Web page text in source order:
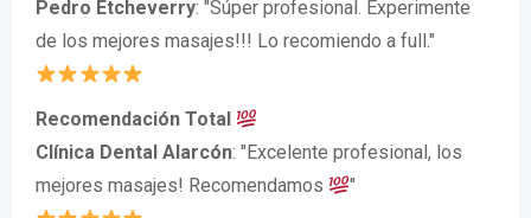
Pedro Etcheverry: "Súper profesional. Experimente
de los mejores masajes!!! Lo recomiendo a full."
Recomendación Total
Clínica Dental Alarcón: "Excelente profesional, los
mejores masajes! Recomendamos
"